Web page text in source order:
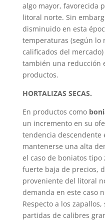
algo mayor, favorecida
litoral norte. Sin
disminuido en esta
temperaturas (según
calificados del
también una reducción
productos.
HORTALIZAS SECAS.
En productos como
un incremento en su
tendencia descendente
mantenerse una alta
el caso de boniatos
fuerte baja de precios,
proveniente del litoral
demanda en este caso
Respecto a los
partidas de calibres